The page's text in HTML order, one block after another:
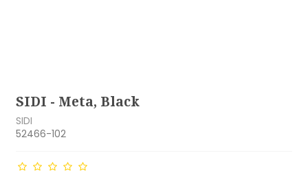
SIDI - Meta, Black
SIDI
52466-102